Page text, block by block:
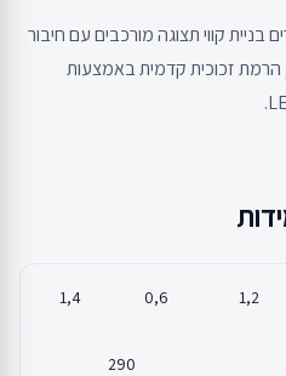
בניית קווי תצוגה מורכבים עם חיבור
הרמת זכוכית קדמית באמצעות
1,2
0,6
1,4
290